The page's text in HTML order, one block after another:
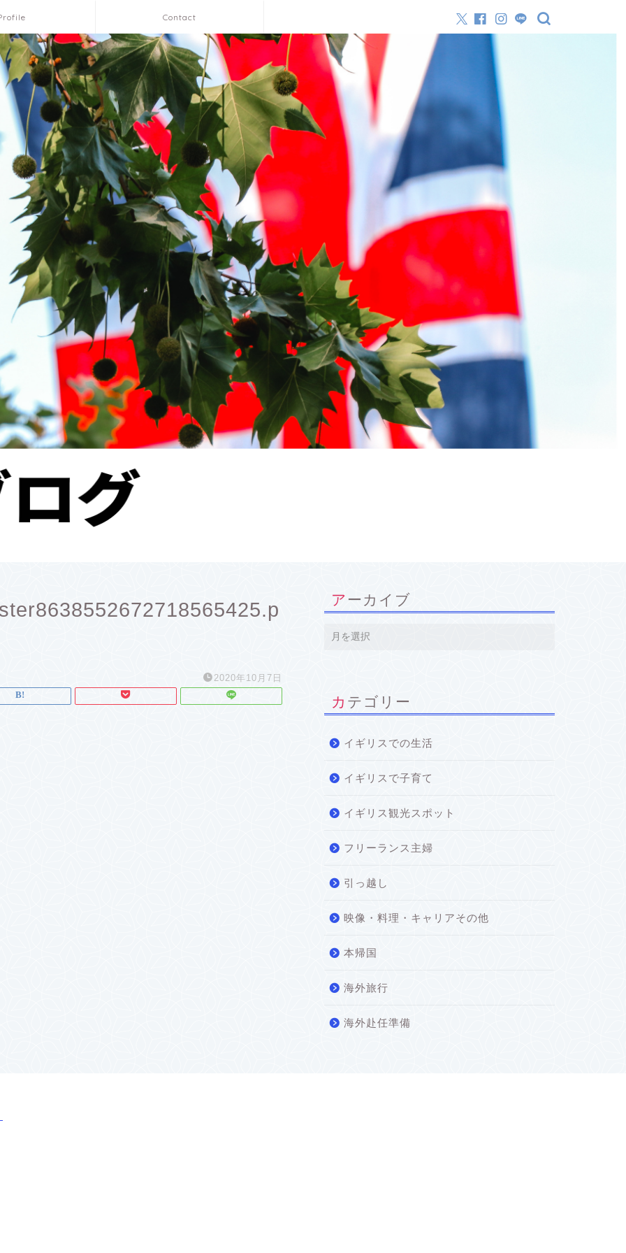
Contact
2020年10月7日
アーカイブ
カテゴリー
イギリスでの生活
イギリスで子育て
イギリス観光スポット
フリーランス主婦
引っ越し
映像・料理・キャリアその他
本帰国
海外旅行
海外赴任準備